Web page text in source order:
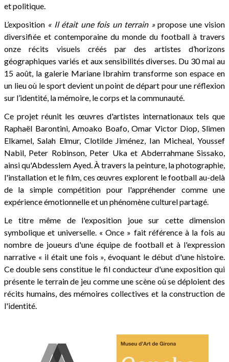
et politique.
L’exposition « Il était une fois un terrain »propose une vision
diversifiée et contemporaine du monde du football à travers
onze récits visuels créés par des artistes d’horizons
géographiques variés et aux sensibilités diverses. Du 30 mai au
15 août, la galerie Mariane Ibrahim transforme son espace en
un lieu où le sport devient un point de départ pour une réflexion
sur l’identité, la mémoire, le corps et la communauté.
Ce projet réunit les œuvres d'artistes internationaux tels que
Raphaël Barontini, Amoako Boafo, Omar Victor Diop, Slimen
Elkamel, Salah Elmur, Clotilde Jiménez, Ian Micheal, Youssef
Nabil, Peter Robinson, Peter Uka et Abderrahmane Sissako,
ainsi qu'Abdesslem Ayed. À travers la peinture, la photographie,
l'installation et le film, ces œuvres explorent le football au-delà
de la simple compétition pour l'appréhender comme une
expérience émotionnelle et un phénomène culturel partagé.
Le titre même de l'exposition joue sur cette dimension
symbolique et universelle. « Once » fait référence à la fois au
nombre de joueurs d'une équipe de football et à l'expression
narrative « il était une fois », évoquant le début d'une histoire.
Ce double sens constitue le fil conducteur d'une exposition qui
présente le terrain de jeu comme une scène où se déploient des
récits humains, des mémoires collectives et la construction de
l'identité.